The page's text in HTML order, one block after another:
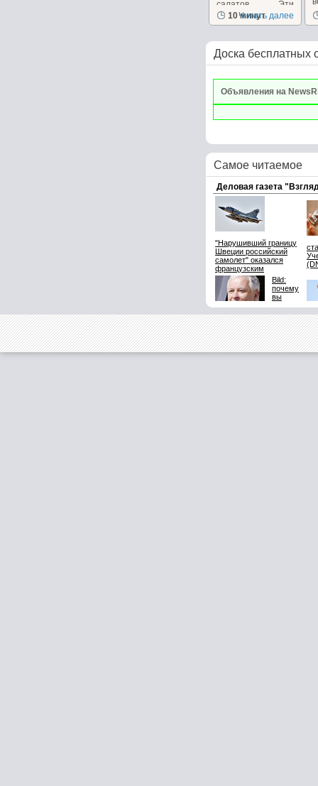
салатов. Эти
салаты очень
вкусные сами...
10 минут
Читать далее
Доска бесплатных
Объявления на
Самое читаемое